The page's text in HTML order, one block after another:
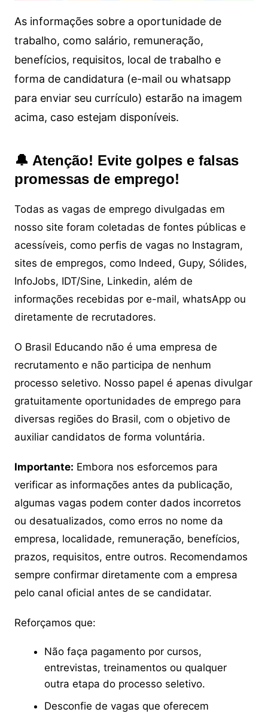
As informações sobre a oportunidade de
trabalho, como salário, remuneração,
benefícios, requisitos, local de trabalho e
forma de candidatura (e-mail ou whatsapp
para enviar seu currículo) estarão na imagem
acima, caso estejam disponíveis.
🔔 Atenção! Evite golpes e falsas
promessas de emprego!
Todas as vagas de emprego divulgadas em
nosso site foram coletadas de fontes públicas e
acessíveis, como perfis de vagas no Instagram,
sites de empregos, como Indeed, Gupy, Sólides,
InfoJobs, IDT/Sine, Linkedin, além de
informações recebidas por e-mail, whatsApp ou
diretamente de recrutadores.
O Brasil Educando não é uma empresa de
recrutamento e não participa de nenhum
processo seletivo. Nosso papel é apenas divulgar
gratuitamente oportunidades de emprego para
diversas regiões do Brasil, com o objetivo de
auxiliar candidatos de forma voluntária.
Importante: Embora nos esforcemos para
verificar as informações antes da publicação,
algumas vagas podem conter dados incorretos
ou desatualizados, como erros no nome da
empresa, localidade, remuneração, benefícios,
prazos, requisitos, entre outros. Recomendamos
sempre confirmar diretamente com a empresa
pelo canal oficial antes de se candidatar.
Reforçamos que:
Não faça pagamento por cursos,
entrevistas, treinamentos ou qualquer
outra etapa do processo seletivo.
Desconfie de vagas que oferecem